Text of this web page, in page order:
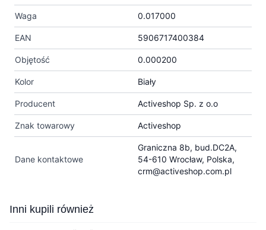
Waga 0.017000
EAN 5906717400384
Objętość 0.000200
Kolor Biały
Producent Activeshop Sp. z o.o
Znak towarowy Activeshop
Dane kontaktowe
Graniczna 8b, bud.DC2A,
54-610 Wrocław, Polska,
crm@activeshop.com.pl
Press to skip carousel
Inni kupili również